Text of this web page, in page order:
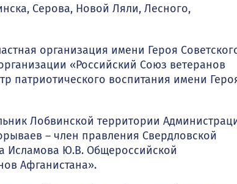
Серова, Новой Ляли, Лесного,
организация имени Героя
«Российский Союз ветеранов
патриотического воспитания имени
Лобвинской территории
– член правления Свердловской
Исламова Ю.В. Общероссийской
Афганистана».